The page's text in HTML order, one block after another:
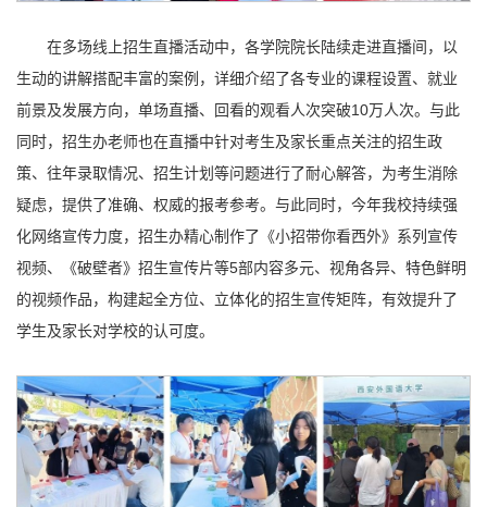
在多场线上招生直播活动中，各学院院长陆续走进直播间，以
生动的讲解搭配丰富的案例，详细介绍了各专业的课程设置、就业
前景及发展方向，单场直播、回看的观看人次突破10万人次。与此
同时，招生办老师也在直播中针对考生及家长重点关注的招生政
策、往年录取情况、招生计划等问题进行了耐心解答，为考生消除
疑虑，提供了准确、权威的报考参考。与此同时，今年我校持续强
化网络宣传力度，招生办精心制作了《小招带你看西外》系列宣传
视频、《破壁者》招生宣传片等5部内容多元、视角各异、特色鲜明
的视频作品，构建起全方位、立体化的招生宣传矩阵，有效提升了
学生及家长对学校的认可度。